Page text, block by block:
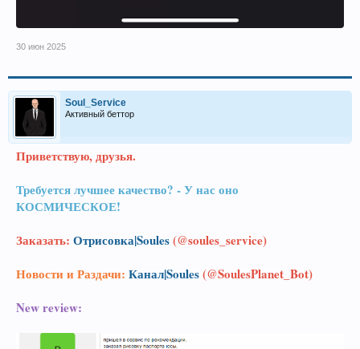
30 июн 2025
Soul_Service
Активный беттор
Приветствую, друзья.
Требуется лучшее качество? - У нас оно
КОСМИЧЕСКОЕ!
Заказать: Отрисовка|Soules(@soules_service)
Новости и Раздачи: Канал|Soules(@SoulesPlanet_Bot)
New review: